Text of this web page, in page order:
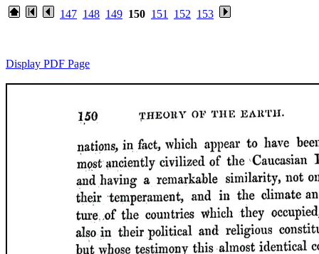
147 148 149 150 151 152 153
Display PDF Page